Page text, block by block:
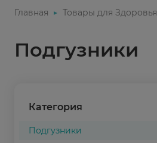
Главная Товары для Здоровья
Подгузники
Категория
Подгузники